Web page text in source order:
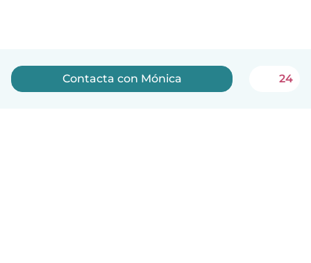
Contacta con Mónica 24